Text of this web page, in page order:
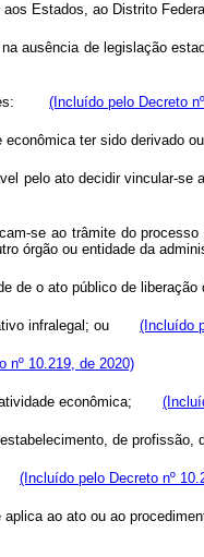
aos Estados, ao Distrito
na ausência de legislação
(Incluído pelo Decreto
econômica ter sido
pelo ato decidir vincular-se
se ao trâmite do
órgão ou entidade da
de o ato público de
infralegal; ou (Incluído
nº 10.219, de 2020)
atividade econômica;
de
(Incluído pelo Decreto nº
ao ato ou ao